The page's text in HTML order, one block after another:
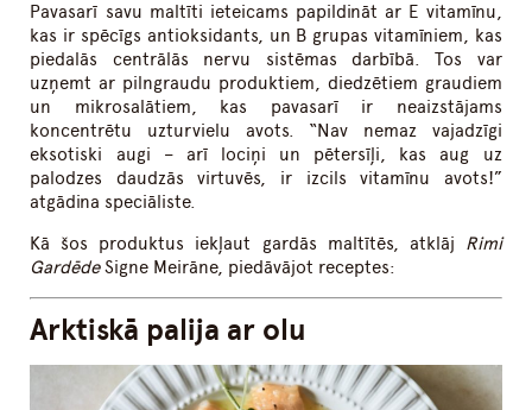
Pavasarī savu maltīti ieteicams papildināt ar E vitamīnu,
kas ir spēcīgs antioksidants, un B grupas vitamīniem, kas
piedalās centrālās nervu sistēmas darbībā. Tos var
uzņemt ar pilngraudu produktiem, diedzētiem graudiem
un mikrosalātiem, kas pavasarī ir neaizstājams
koncentrētu uzturvielu avots. “Nav nemaz vajadzīgi
eksotiski augi – arī lociņi un pētersīļi, kas aug uz
palodzes daudzās virtuvēs, ir izcils vitamīnu avots!”
atgādina speciāliste.
Kā šos produktus iekļaut gardās maltītēs, atklāj Rimi
GardēdeSigne Meirāne, piedāvājot receptes:
Arktiskā palija ar olu